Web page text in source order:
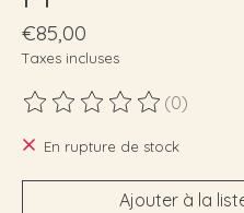
€85,00
Taxes incluses
Ce produit est évalué à
(0)
En rupture de stock
Ajouter à la